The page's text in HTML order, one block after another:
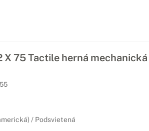
X 75 Tactile herná mechanická
/ Podsvietená